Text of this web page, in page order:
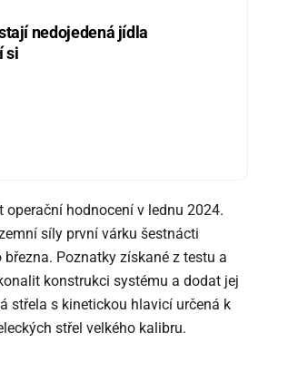
nedojedená jídla
si
hodnocení v lednu 2024.
síly první várku šestnácti
Poznatky získané z testu a
konstrukci systému a dodat jej
střela s kinetickou hlavicí určená k
střel velkého kalibru.